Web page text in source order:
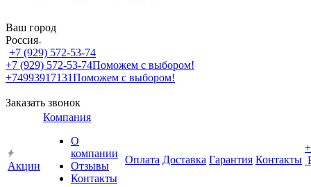
Ваш город
Россия
+7 (929) 572-53-74
+7 (929) 572-53-74Поможем с выбором!
+74993917131Поможем с выбором!
Заказать звонок
Акции
Компания
О
компании
Отзывы
Контакты
Оплата Доставка Гарантия Контакты
+